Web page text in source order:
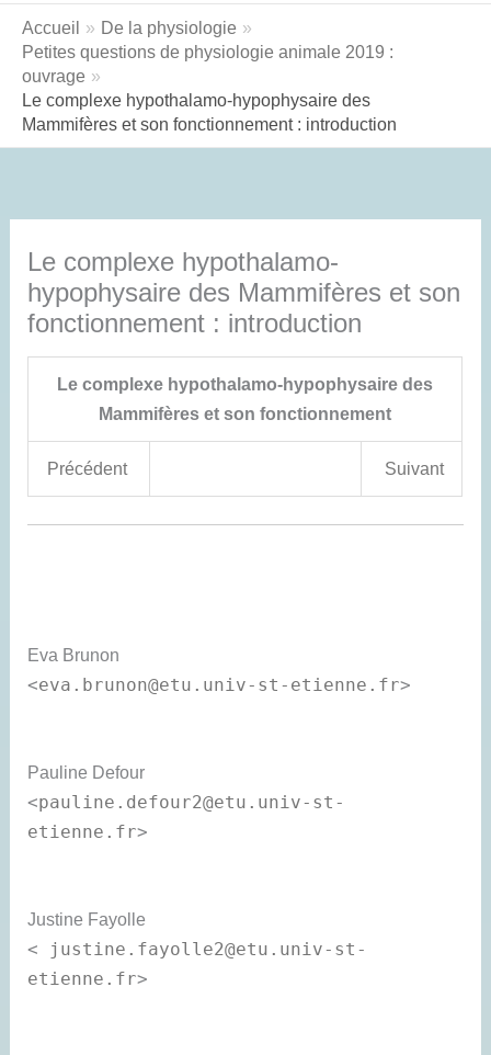
Accueil
De la physiologie
Petites questions de physiologie animale 2019 :
ouvrage
Le complexe hypothalamo-hypophysaire des
Mammifères et son fonctionnement : introduction
Le complexe hypothalamo-
hypophysaire des Mammifères et son
fonctionnement : introduction
Le complexe hypothalamo-hypophysaire des
Mammifères et son fonctionnement
Précédent Suivant
Eva Brunon
<eva.brunon@etu.univ-st-etienne.fr>
Pauline Defour
<pauline.defour2@etu.univ-st-
etienne.fr>
Justine Fayolle
< justine.fayolle2@etu.univ-st-
etienne.fr>